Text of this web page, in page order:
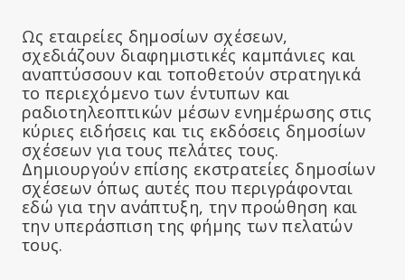
Ως εταιρείες δημοσίων σχέσεων,
σχεδιάζουν διαφημιστικές καμπάνιες και
αναπτύσσουν και τοποθετούν στρατηγικά
το περιεχόμενο των έντυπων και
ραδιοτηλεοπτικών μέσων ενημέρωσης στις
κύριες ειδήσεις και τις εκδόσεις δημοσίων
σχέσεων για τους πελάτες τους.
Δημιουργούν επίσης εκστρατείες δημοσίων
σχέσεων όπως αυτές που περιγράφονται
εδώ για την ανάπτυξη, την προώθηση και
την υπεράσπιση της φήμης των πελατών
τους.